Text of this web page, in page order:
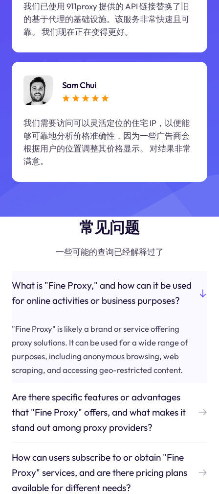
我们已使用 911proxy 提供的 API 链接替换了旧
的基于代理的基础设施。该服务非常快速且可
靠。 我们现在正在变得更好。
Sam Chui
我们需要访问可以灵活定位的住宅 IP，以便能
够可靠地分析价格准确性，因为一些广告商会
根据用户的位置调整其价格显示。 对结果非常
满意。
常见问题
一些可能的查询已经解释过了
What is "Fine Proxy," and how can it be used
for online activities or business purposes?
"Fine Proxy" is likely a brand or service offering
proxy solutions. It can be used for a wide range of
purposes, including anonymous browsing, web
scraping, and accessing geo-restricted content.
Are there specific features or advantages
that "Fine Proxy" offers, and what makes it
stand out among proxy providers?
How can users subscribe to or obtain "Fine
Proxy" services, and are there pricing plans
available for different needs?